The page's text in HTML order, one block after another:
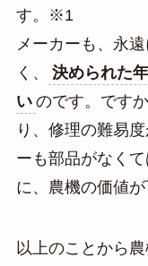
す。※1
メーカーも、永
く、
決められた
い のです。です
り、修理の難易
ーも部品がなく
に、農機の価値が
以上のことから